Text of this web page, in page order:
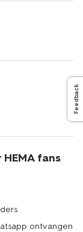
fans
ontvangen
Feedback